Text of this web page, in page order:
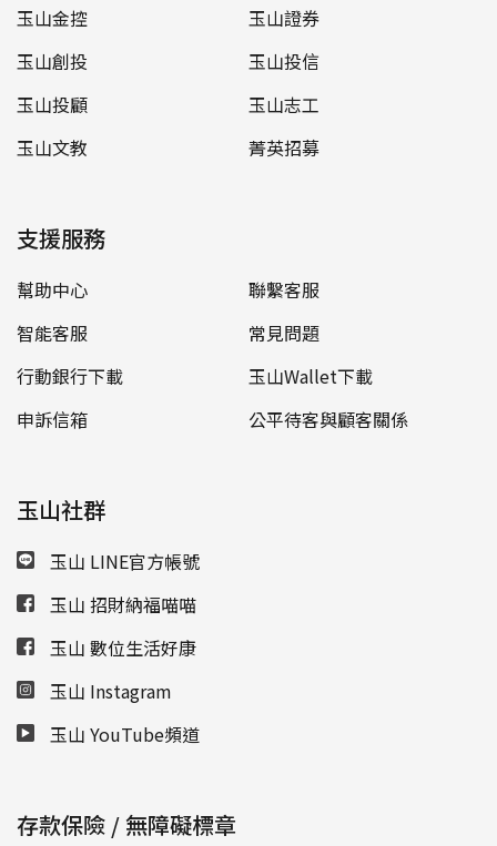
玉山金控
玉山證券
玉山創投
玉山投信
玉山投顧
玉山志工
玉山文教
菁英招募
支援服務
幫助中心
聯繫客服
智能客服
常見問題
行動銀行下載
玉山Wallet下載
申訴信箱
公平待客與顧客關係
玉山社群
玉山 LINE官方帳號
玉山 招財納福喵喵
玉山 數位生活好康
玉山 Instagram
玉山 YouTube頻道
存款保險 / 無障礙標章